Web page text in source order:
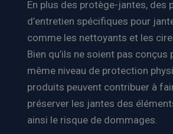
En plus des protège-jantes, des
d’entretien spécifiques pour
comme les nettoyants et les
Bien qu’ils ne soient pas
même niveau de protection
produits peuvent contribuer à
préserver les jantes des
ainsi le risque de dommages.